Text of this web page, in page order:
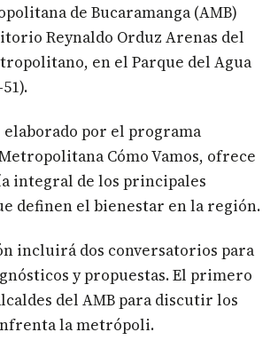
de Bucaramanga (AMB)
Reynaldo Orduz Arenas del
en el Parque del Agua
por el programa
Cómo Vamos, ofrece
integral de los principales
definen el bienestar en la región.
incluirá dos conversatorios para
y propuestas. El primero
del AMB para discutir los
la metrópoli.